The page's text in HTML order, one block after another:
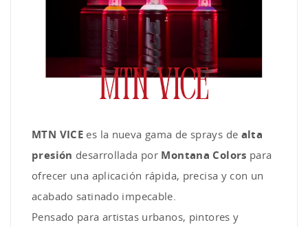
MTN VICE es la nueva gama de sprays de alta
presión desarrollada por Montana Colors para
ofrecer una aplicación rápida, precisa y con un
acabado satinado impecable.
Pensado para artistas urbanos, pintores y